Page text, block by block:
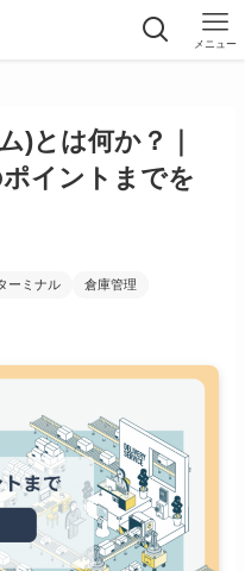
メニュー
)とは何か？｜
イントまでを
ーミナル
倉庫管理